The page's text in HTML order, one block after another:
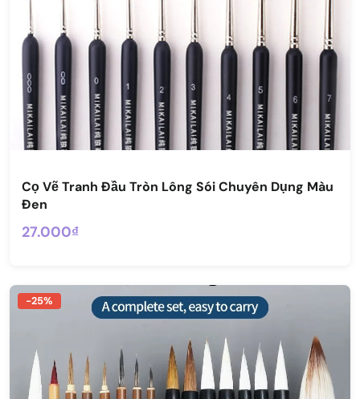
Cọ Vẽ Tranh Đầu Tròn Lông Sói Chuyên Dụng Màu
Đen
27.000₫
-25%